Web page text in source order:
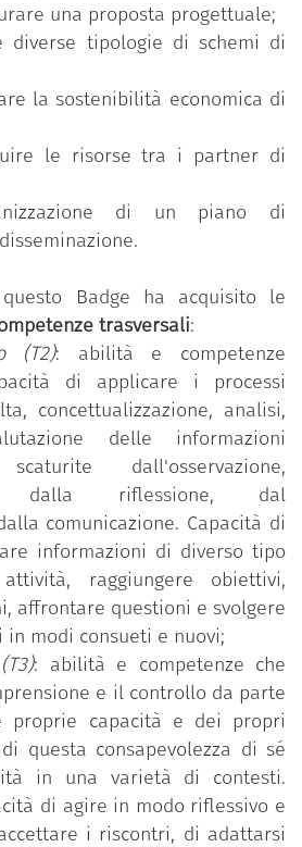
una proposta progettuale;
diverse tipologie di schemi di
la sostenibilità economica di
le risorse tra i partner di
di un piano di
Badge ha acquisito le
trasversali:
(T2): abilità e competenze
di applicare i processi
concettualizzazione, analisi,
delle informazioni
dall'osservazione,
dalla riflessione, dal
comunicazione. Capacità di
informazioni di diverso tipo
raggiungere obiettivi,
affrontare questioni e svolgere
in modi consueti e nuovi;
: abilità e competenze che
e il controllo da parte
proprie capacità e dei propri
questa consapevolezza di sé
in una varietà di contesti.
di agire in modo riflessivo e
i riscontri, di adattarsi